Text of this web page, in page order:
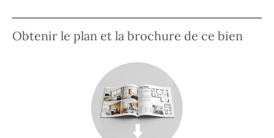
Obtenir le plan et la brochure de ce bien